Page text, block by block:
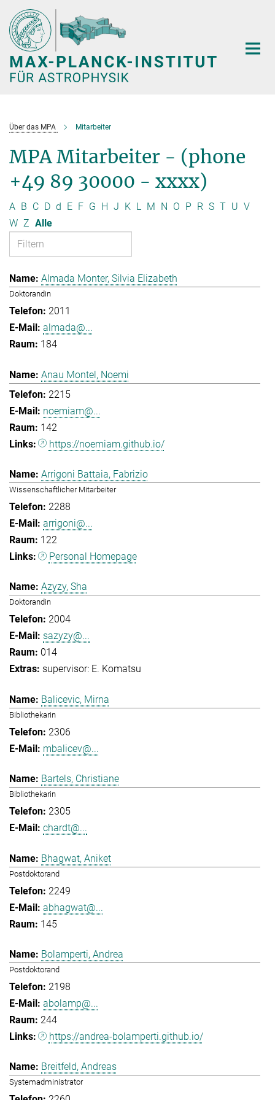
Hauptinhalt
Über das MPA Mitarbeiter
MPA Mitarbeiter - (phone
+49 89 30000 - xxxx)
A B C D d E F G H J K L M N O P R S T U V
W Z Alle
Almada Monter, Silvia Elizabeth
Doktorandin
2011
almada@...
184
Anau Montel, Noemi
2215
noemiam@...
142
https://noemiam.github.io/
Arrigoni Battaia, Fabrizio
Wissenschaftlicher Mitarbeiter
2288
arrigoni@...
122
Personal Homepage
Azyzy, Sha
Doktorandin
2004
sazyzy@...
014
supervisor: E. Komatsu
Balicevic, Mirna
Bibliothekarin
2306
mbalicev@...
Bartels, Christiane
Bibliothekarin
2305
chardt@...
Bhagwat, Aniket
Postdoktorand
2249
abhagwat@...
145
Bolamperti, Andrea
Postdoktorand
2198
abolamp@...
244
https://andrea-bolamperti.github.io/
Breitfeld, Andreas
Systemadministrator